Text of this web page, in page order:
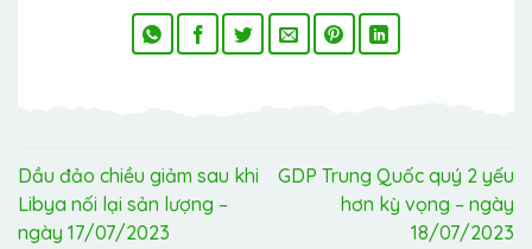
Dầu đảo chiều giảm sau khi
Libya nối lại sản lượng –
ngày 17/07/2023
GDP Trung Quốc quý 2 yếu
hơn kỳ vọng – ngày
18/07/2023